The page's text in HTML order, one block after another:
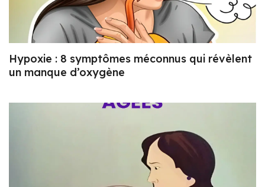
Hypoxie : 8 symptômes méconnus qui révèlent
un manque d’oxygène